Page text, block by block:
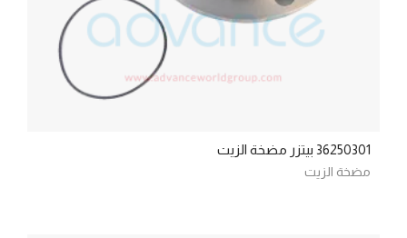
36250301 بيتزر مضخة الزيت
مضخة الزيت